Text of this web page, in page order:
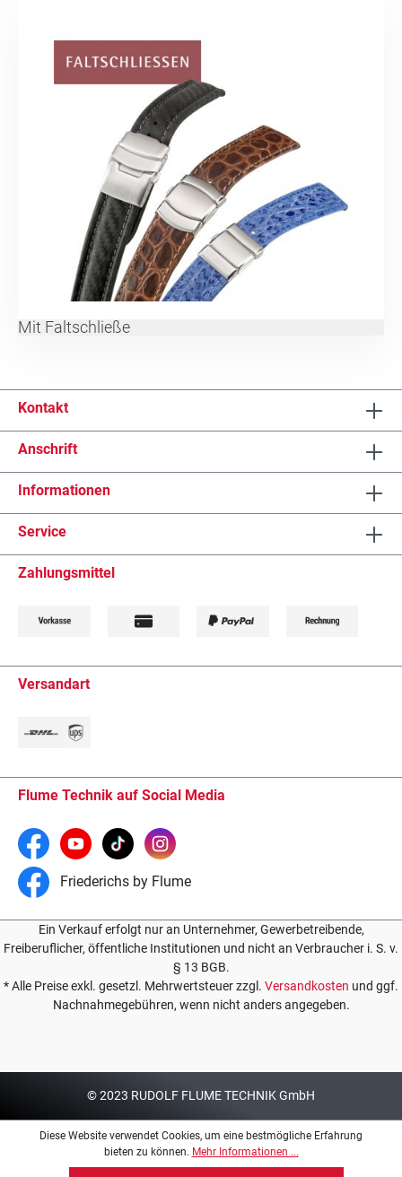
Mit Faltschließe
Kontakt
Anschrift
Informationen
Service
Zahlungsmittel
Versandart
Flume Technik auf Social Media
Friederichs by Flume
Ein Verkauf erfolgt nur an Unternehmer, Gewerbetreibende,
Freiberuflicher, öffentliche Institutionen und nicht an Verbraucher i. S. v.
§ 13 BGB.
* Alle Preise exkl. gesetzl. Mehrwertsteuer zzgl. Versandkosten und ggf.
Nachnahmegebühren, wenn nicht anders angegeben.
© 2023 RUDOLF FLUME TECHNIK GmbH
Diese Website verwendet Cookies, um eine bestmögliche Erfahrung
bieten zu können. Mehr Informationen ...